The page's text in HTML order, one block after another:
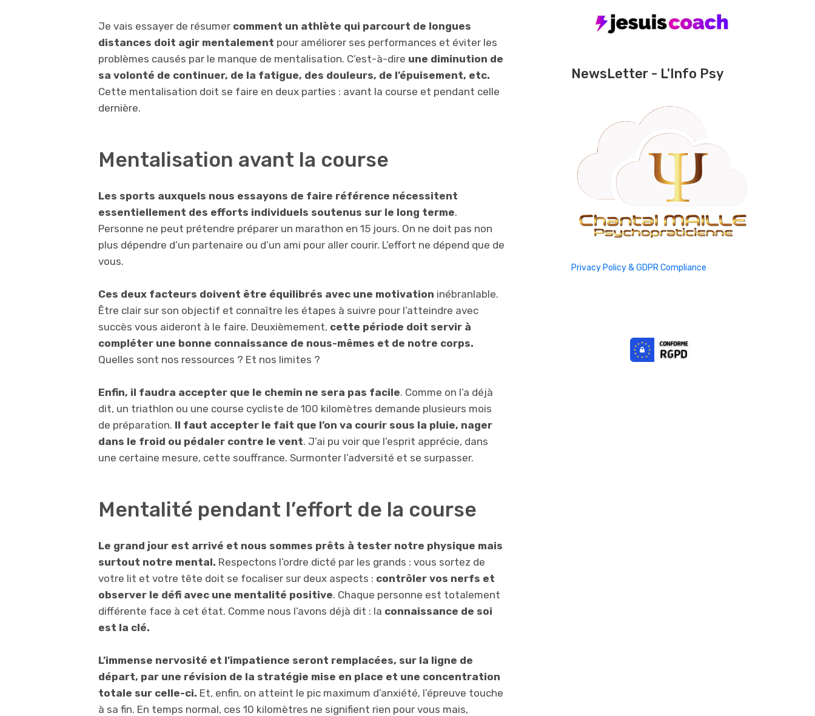
Je vais essayer de résumer comment un athlète qui parcourt de longues
distances doit agir mentalement pour améliorer ses performances et éviter les
problèmes causés par le manque de mentalisation. C’est-à-dire une diminution de
sa volonté de continuer, de la fatigue, des douleurs, de l’épuisement, etc.
Cette mentalisation doit se faire en deux parties : avant la course et pendant celle
dernière.
Mentalisation avant la course
Les sports auxquels nous essayons de faire référence nécessitent
essentiellement des efforts individuels soutenus sur le long terme.
Personne ne peut prétendre préparer un marathon en 15 jours. On ne doit pas non
plus dépendre d’un partenaire ou d’un ami pour aller courir. L’effort ne dépend que de
vous.
Ces deux facteurs doivent être équilibrés avec une motivation inébranlable.
Être clair sur son objectif et connaître les étapes à suivre pour l’atteindre avec
succès vous aideront à le faire. Deuxièmement, cette période doit servir à
compléter une bonne connaissance de nous-mêmes et de notre corps.
Quelles sont nos ressources ? Et nos limites ?
Enfin, il faudra accepter que le chemin ne sera pas facile. Comme on l’a déjà
dit, un triathlon ou une course cycliste de 100 kilomètres demande plusieurs mois
de préparation. Il faut accepter le fait que l’on va courir sous la pluie, nager
dans le froid ou pédaler contre le vent. J’ai pu voir que l’esprit apprécie, dans
une certaine mesure, cette souffrance. Surmonter l’adversité et se surpasser.
Mentalité pendant l’effort de la course
Le grand jour est arrivé et nous sommes prêts à tester notre physique mais
surtout notre mental. Respectons l’ordre dicté par les grands : vous sortez de
votre lit et votre tête doit se focaliser sur deux aspects : contrôler vos nerfs et
observer le défi avec une mentalité positive. Chaque personne est totalement
différente face à cet état. Comme nous l’avons déjà dit : la connaissance de soi
est la clé.
L’immense nervosité et l’impatience seront remplacées, sur la ligne de
départ, par une révision de la stratégie mise en place et une concentration
totale sur celle-ci. Et, enfin, on atteint le pic maximum d’anxiété, l’épreuve touche
à sa fin. En temps normal, ces 10 kilomètres ne signifient rien pour vous mais,
NewsLetter - L'Info Psy
Privacy Policy & GDPR Compliance